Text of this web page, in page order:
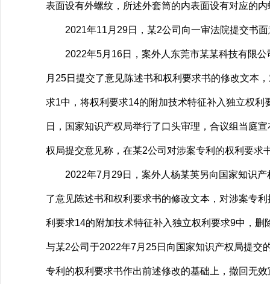
表面设有外螺纹，所述外套筒的内表面设有对应的
2021年11月29日，某2公司向一审法院提交书面
2022年5月16日，案外人东莞市某某科技有限公
月25日提交了意见陈述书和权利要求书的修改文本
求1中，将权利要求14的附加技术特征补入独立权
日，国家知识产权局举行了口头审理，合议组当庭
权局提交意见称，在某2公司对涉案专利的权利要求
2022年7月29日，案外人杨某英另向国家知识产
了意见陈述书和权利要求书的修改文本，对涉案专
利要求14的附加技术特征补入独立权利要求9中，
与某2公司于2022年7月25日向国家知识产权局提交
专利的权利要求书作出前述修改的基础上，撤回无